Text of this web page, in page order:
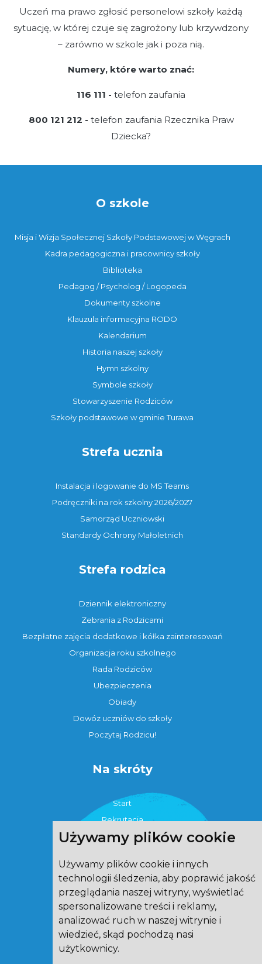
Używamy plików cookie
Używamy plików cookie i innych
technologii śledzenia, aby poprawić jakość
przeglądania naszej witryny, wyświetlać
spersonalizowane treści i reklamy,
analizować ruch w naszej witrynie i
wiedzieć, skąd pochodzą nasi
użytkownicy.
Uczeń ma prawo zgłosić personelowi szkoły każdą
sytuację, w której czuje się zagrożony lub krzywdzony
– zarówno w szkole jak i poza nią.
Numery, które warto znać:
116 111 - telefon zaufania
800 121 212 - telefon zaufania Rzecznika Praw
Dziecka?
O szkole
Misja i Wizja Społecznej Szkoły Podstawowej w Węgrach
Kadra pedagogiczna i pracownicy szkoły
Biblioteka
Pedagog / Psycholog / Logopeda
Dokumenty szkolne
Klauzula informacyjna RODO
Kalendarium
Historia naszej szkoły
Hymn szkolny
Symbole szkoły
Stowarzyszenie Rodziców
Szkoły podstawowe w gminie Turawa
Strefa ucznia
Instalacja i logowanie do MS Teams
Podręczniki na rok szkolny 2026/2027
Samorząd Uczniowski
Standardy Ochrony Małoletnich
Strefa rodzica
Dziennik elektroniczny
Zebrania z Rodzicami
Bezpłatne zajęcia dodatkowe i kółka zainteresowań
Organizacja roku szkolnego
Rada Rodziców
Ubezpieczenia
Obiady
Dowóz uczniów do szkoły
Poczytaj Rodzicu!
Na skróty
Start
Rekrutacja
Strefa ucznia
Strefa rodzica
eTwinning
Aktualności
Świetlica
Kontakt
Cookies